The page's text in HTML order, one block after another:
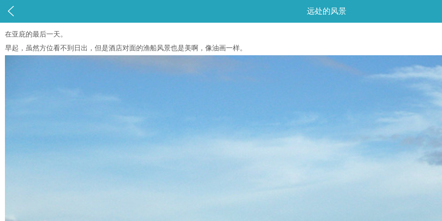
 远处的风景
在亚庇的最后一天。
早起，虽然方位看不到日出，但是酒店对面的渔船风景也是美啊，像油画一样。